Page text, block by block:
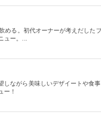
める。初代オーナーが考えだした
ュー。...
ながら美味しいデザイートや食
ー！